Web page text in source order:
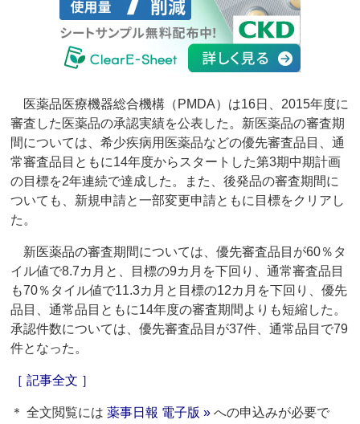
医薬品医療機器総合機構（PMDA）は16日、2015年度に
審査した医薬品の承認実績を公表した。新医薬品の審査期
間については、希少疾病用医薬品などの優先審査品目、通
常審査品目ともに14年度からスタートした第3期中期計画
の目標を2年連続で達成した。また、後発品の審査期間に
ついても、新規申請と一部変更申請ともに目標をクリアし
た。
新医薬品の審査期間については、優先審査品目が60％タ
イル値で8.7カ月と、目標の9カ月を下回り、通常審査品目
も70％タイル値で11.3カ月と目標の12カ月を下回り、優先
品目、通常品目ともに14年度の審査期間よりも短縮した。
承認件数については、優先審査品目が37件、通常品目で79
件となった。
［ 記事全文 ］
＊ 全文閲覧には薬事日報 電子版 » への申込みが必要で